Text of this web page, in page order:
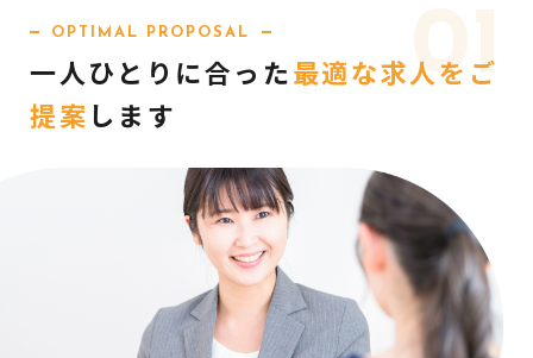
01
OPTIMAL PROPOSAL
一人ひとりに合った最適な求人をご
提案 します